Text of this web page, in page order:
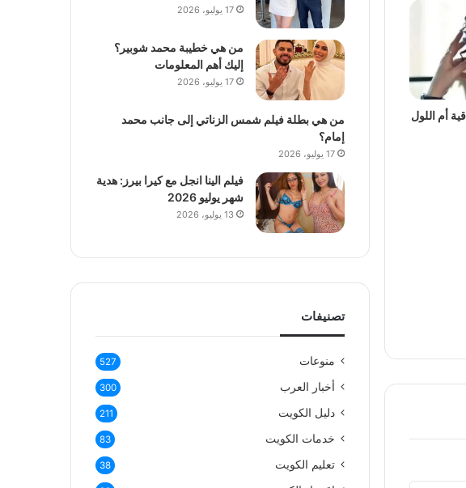
أم اللول
17 يوليو، 2026
من هي خطيبة محمد شوبير؟
إليك أهم المعلومات
17 يوليو، 2026
من هي بطلة فيلم شمس الزناتي إلى جانب محمد
إمام؟
17 يوليو، 2026
فيلم الينا انجل مع كيرا بيرز: هدية
شهر يوليو 2026
13 يوليو، 2026
تصنيفات
منوعات 527
أخبار العرب 300
دليل الكويت 211
خدمات الكويت 83
تعليم الكويت 38